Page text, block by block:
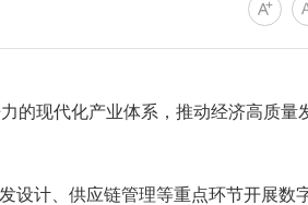
现代化产业体系，推动经济高质量
计、供应链管理等重点环节开展数字